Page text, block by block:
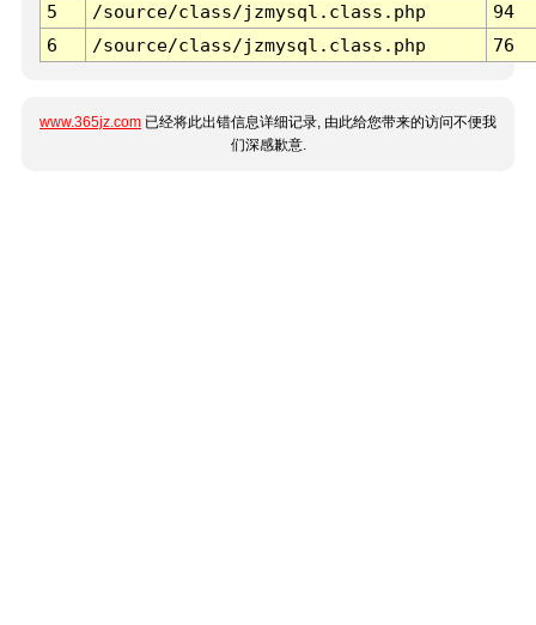
5
/source/class/jzmysql.class.php
94
6
/source/class/jzmysql.class.php 76
www.365jz.com 已经将此出错信息详细记录, 由此给您带来的访问不便我
们深感歉意.